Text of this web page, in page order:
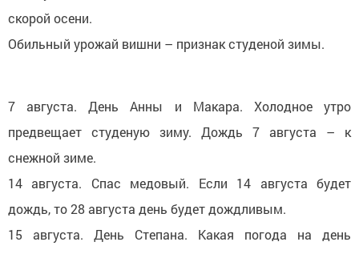
скорой осени.
Обильный урожай вишни – признак студеной зимы.
7 августа. День Анны и Макара. Холодное утро
предвещает студеную зиму. Дождь 7 августа – к
снежной зиме.
14 августа. Спас медовый. Если 14 августа будет
дождь, то 28 августа день будет дождливым.
15 августа. День Степана. Какая погода на день